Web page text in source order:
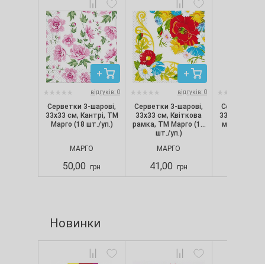
відгуків: 0
Серветки 3-шарові,
33х33 см, Кантрі, ТМ
Марго (18 шт./уп.)
МАРГО
50,00 грн
відгуків: 0
Серветки 3-шарові,
33х33 см, Квіткова
рамка, ТМ Марго (18
шт./уп.)
МАРГО
41,00 грн
Серветки 3-
33х33 см,
маки, ТМ
Новинки